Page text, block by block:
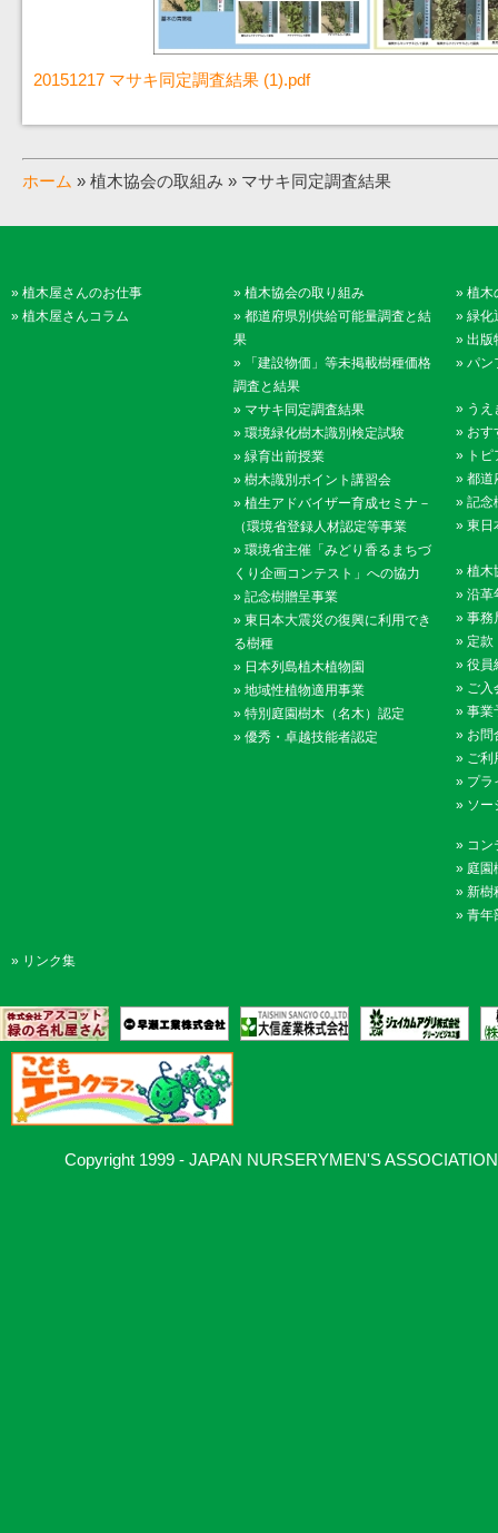
20151217 マサキ同定調査結果 (1).pdf
ホーム » 植木協会の取組み » マサキ同定調査結果
» 植木屋さんのお仕事
» 植木屋さんコラム
» 植木協会の取り組み
» 都道府県別供給可能量調査と結
果
»
「建設物価」等未掲載樹種価格
調査と結果
» マサキ同定調査結果
» 環境緑化樹木識別検定試験
» 緑育出前授業
» 樹木識別ポイント講習会
» 植生アドバイザー育成セミナ－
（環境省登録人材認定等事業
» 環境省主催「みどり香るまちづ
くり企画コンテスト」への協力
» 記念樹贈呈事業
» 東日本大震災の復興に利用でき
る樹種
» 日本列島植木植物園
» 地域性植物適用事業
» 特別庭園樹木（名木）認定
» 優秀・卓越技能者認定
» 植木
» 緑化
» 出版
» パン
» うえ
» おす
» ト
» 都道
» 記念
» 東日
» 植木
» 沿革
» 事務
» 定款
» 役員
» ご入
» 事業
» お問
» ご利
» プラ
» ソー
» コン
» 庭園
» 新樹
» 青年
» リンク集
Copyright 1999 - JAPAN NURSERYMEN'S